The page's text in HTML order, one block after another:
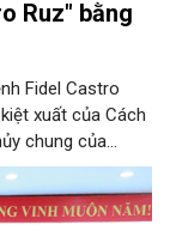
Ruz" bằng
Fidel Castro
xuất của Cách
chung của
5/8, tại Hà Nội,
với Ban Tuyên
“Tuyển tập các